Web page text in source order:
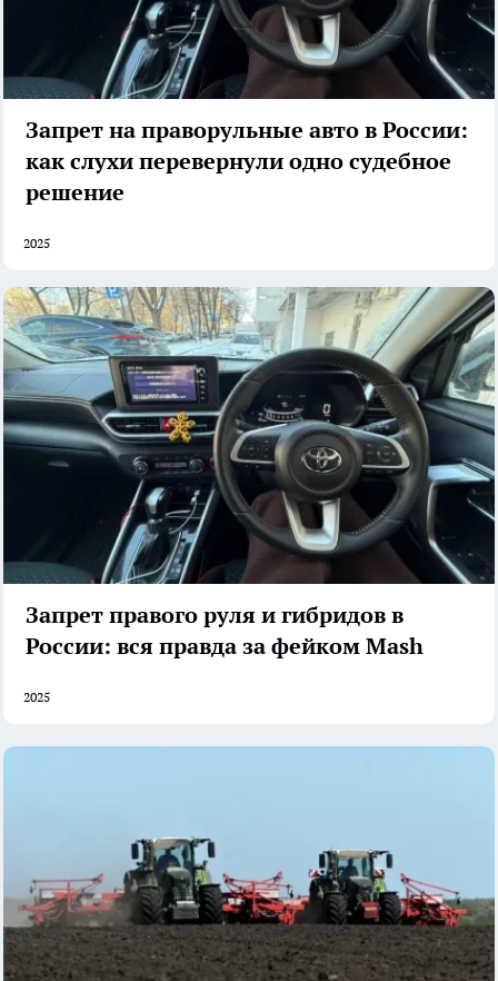
Запрет на праворульные авто в России:
как слухи перевернули одно судебное
решение
2025
Запрет правого руля и гибридов в
России: вся правда за фейком Mash
2025